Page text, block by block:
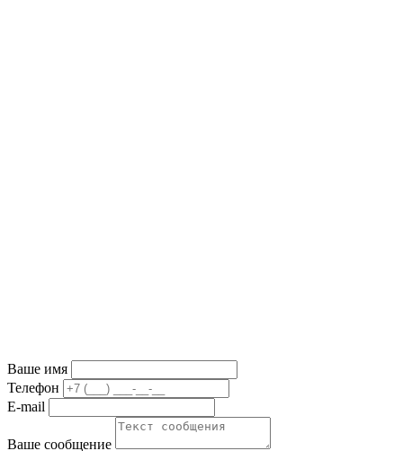
Ваше имя
Телефон
E-mail
Ваше сообщение